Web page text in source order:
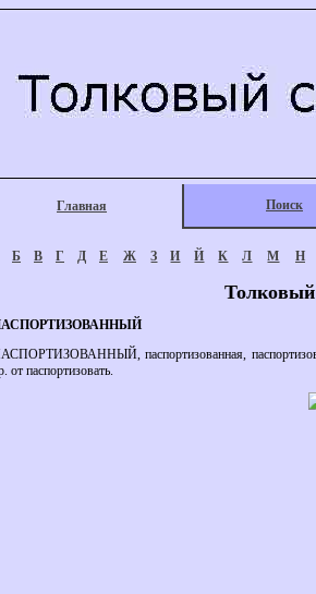
Главная Поиск
Б В Г Д Е Ж З И Й К Л М Н
паспортизованная,
от паспортизовать.